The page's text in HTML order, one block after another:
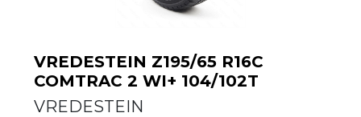
VREDESTEIN Z195/65 R16C
COMTRAC 2 WI+ 104/102T
VREDESTEIN